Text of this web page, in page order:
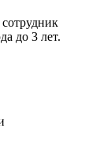
до 3 лет.